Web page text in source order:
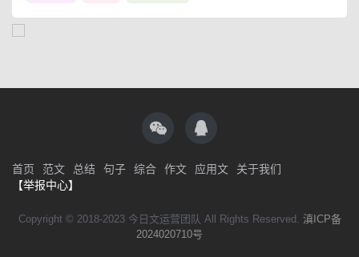
首页 范文 总结 句子 综合 作文 应用文
关于我们
【举报中心】
Copyright © 2018-2023 今日文运营团队 All Rights Reserved. 滇ICP备
2024020710号